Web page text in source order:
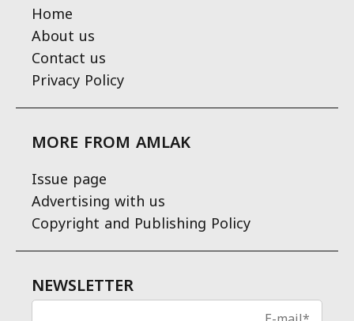
Home
About us
Contact us
Privacy Policy
MORE FROM AMLAK
Issue page
Advertising with us
Copyright and Publishing Policy
NEWSLETTER